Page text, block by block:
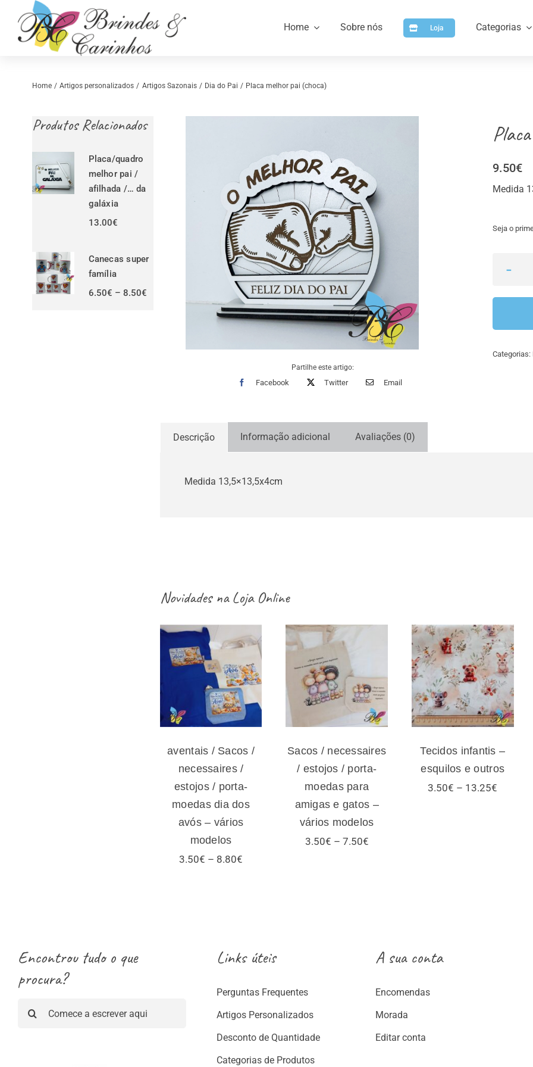
content
Home Sobre nós Loja Categorias
Retrosaria Costura Criativa Artigos para Personalizar
Home Artigos personalizados Artigos Sazonais Dia do Pai Placa melhor pai (choca)
Produtos Relacionados
Placa/quadro
melhor pai /
afilhada /… da
galáxia
13.00€
Canecas super
família
6.50€ – 8.50€Price
Partilhe este artigo:
Facebook Twitter Email
9.50€
Medida
Seja o
Categorias:
Descrição Informação adicional Avaliações (0)
Medida 13,5×13,5x4cm
Novidades naLoja Online
aventais / Sacos
/ necessaires /
estojos / porta-
moedas dia dos
avós – vários
modelos
aventais / Sacos /
necessaires /
estojos / porta-
moedas dia dos
avós – vários
modelos
3.50€ – 8.80€
Sacos /
necessaires /
estojos / porta-
moedas para
amigas e gatos –
vários modelos
Sacos / necessaires
/ estojos / porta-
moedas para
amigas e gatos –
vários modelos
3.50€ – 7.50€Price
Tecidos infantis
– esquilos e
outros
Tecidos infantis –
esquilos e outros
3.50€ – 13.25€
Encontrou tudo o que
procura?
Links úteis
Perguntas Frequentes
Artigos Personalizados
Desconto de Quantidade
Categorias de Produtos
A sua conta
Encomendas
Morada
Editar conta